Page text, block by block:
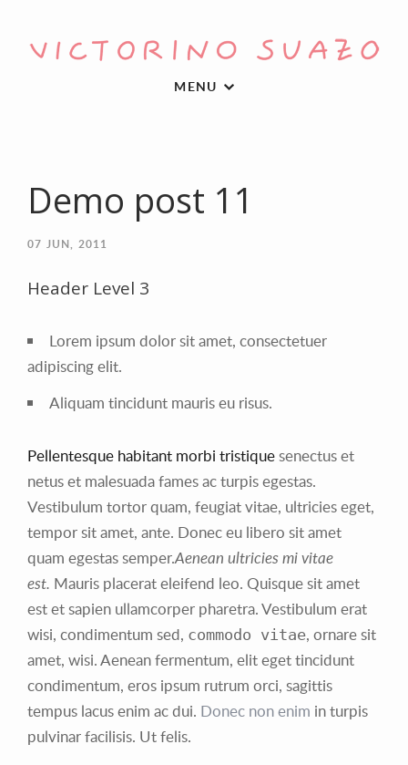
MENU
Demo post 11
07 JUN, 2011
Header Level 3
Lorem ipsum dolor sit amet, consectetuer
adipiscing elit.
Aliquam tincidunt mauris eu risus.
Pellentesque habitant morbi tristique senectus et
netus et malesuada fames ac turpis egestas.
Vestibulum tortor quam, feugiat vitae, ultricies eget,
tempor sit amet, ante. Donec eu libero sit amet
quam egestas semper.Aenean ultricies mi vitae
est. Mauris placerat eleifend leo. Quisque sit amet
est et sapien ullamcorper pharetra. Vestibulum erat
wisi, condimentum sed, commodo vitae, ornare sit
amet, wisi. Aenean fermentum, elit eget tincidunt
condimentum, eros ipsum rutrum orci, sagittis
tempus lacus enim ac dui. Donec non enim in turpis
pulvinar facilisis. Ut felis.